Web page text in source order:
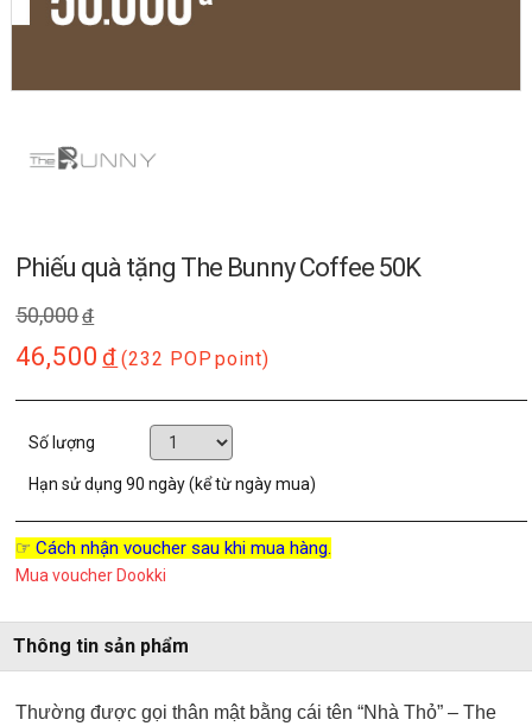
Phiếu quà tặng The Bunny Coffee 50K
50,000đ
46,500 đ (232 POP point)
Số lượng
Hạn sử dụng90 ngày (kể từ ngày mua)
☞ Cách nhận voucher sau khi mua hàng.
Mua voucher Dookki
Thông tin sản phẩm
Thường được gọi thân mật bằng cái tên “Nhà Thỏ” – The